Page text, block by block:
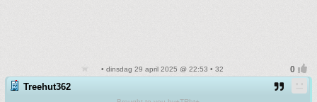
• dinsdag 29 april 2025 @ 22:53 • 32
Treehut362